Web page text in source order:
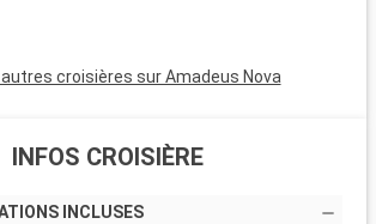
croisières sur Amadeus Nova
INFOS CROISIÈRE
INCLUSES